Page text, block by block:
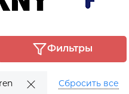
Смотреть
Фильтры
Сбросить все